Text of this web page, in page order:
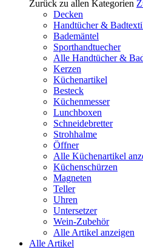
Zurück zu allen Kategorien
Decken
Handtücher &
Bademäntel
Sporthandtuecher
Alle Handtücher &
Kerzen
Küchenartikel
Besteck
Küchenmesser
Lunchboxen
Schneidebretter
Strohhalme
Öffner
Alle Küchenartikel
Küchenschürzen
Magneten
Teller
Uhren
Untersetzer
Wein-Zubehör
Alle Artikel anzeigen
Alle Artikel